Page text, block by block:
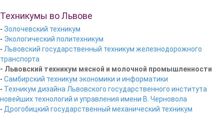
Техникумы во Львове
- Золочевский техникум
- Экологический политехникум
- Львовский государственный техникум железнодорожного
транспорта
- Львовский техникум мясной и молочной промышленности
- Самбирский техникум экономики и информатики
- Техникум дизайна Львовского государственного института
новейших технологий и управления имени В. Черновола
- Дрогобицкий государственный механический техникум